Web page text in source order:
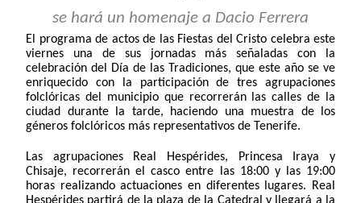
se hará un homenaje a Dacio Ferrera
El programa de actos de las Fiestas del Cristo celebra este
viernes una de sus jornadas más señaladas con la
celebración del Día de las Tradiciones, que este año se ve
enriquecido con la participación de tres agrupaciones
folclóricas del municipio que recorrerán las calles de la
ciudad durante la tarde, haciendo una muestra de los
géneros folclóricos más representativos de Tenerife.
Las agrupaciones Real Hespérides, Princesa Iraya y
Chisaje, recorrerán el casco entre las 18:00 y las 19:00
horas realizando actuaciones en diferentes lugares. Real
Hespérides partirá de la plaza de la Catedral y llegará a la